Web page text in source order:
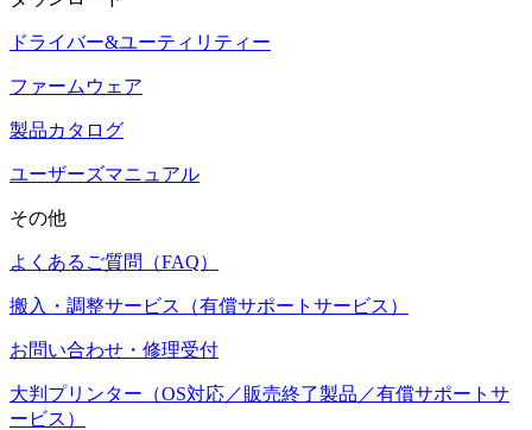
ドライバー&ユーティリティー
ファームウェア
製品カタログ
ユーザーズマニュアル
その他
よくあるご質問（FAQ）
搬入・調整サービス（有償サポートサービス）
お問い合わせ・修理受付
大判プリンター（OS対応／販売終了製品／有償サポートサ
ービス）